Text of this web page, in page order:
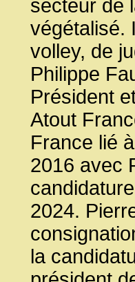
secteur de
végétalisé.
volley, de
Philippe
Président
Atout
France lié
2016 avec
2024.
la